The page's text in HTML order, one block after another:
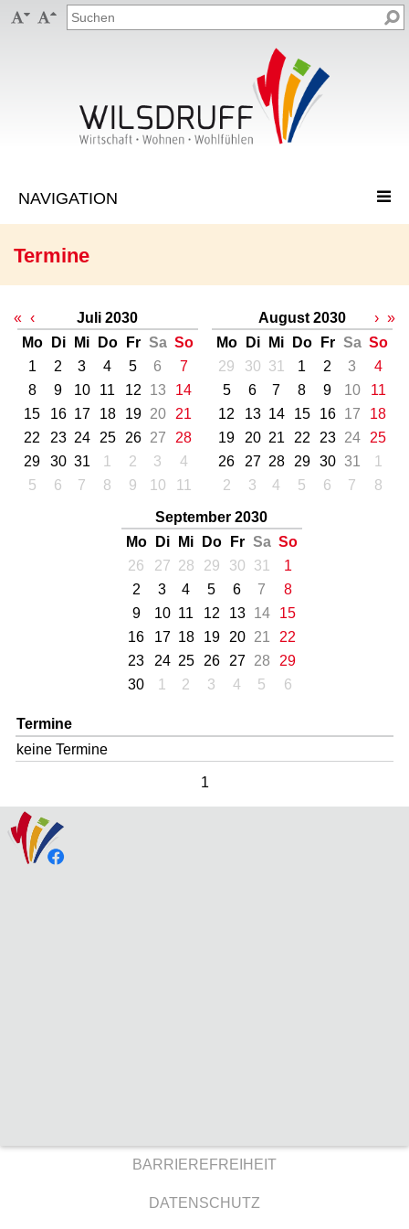
 
Termine
« ‹
Juli 2030
Mo
Di Mi Do Fr Sa So
1
2 3 4 5 6
7
8
9 10 11 12 13
14
15
16 17 18 19 20
21
22
23 24 25 26 27
28
29
30 31 1 2 3
4
5
6 7 8 9 10 11
August 2030
Mo
Di Mi Do Fr Sa So
29
30 31 1 2 3
4
5
6 7 8 9 10
11
12
13 14 15 16 17
18
19
20 21 22 23 24
25
26
27 28 29 30 31
1
2
3 4 5 6 7 8
September 2030
Mo
Di Mi Do Fr Sa So
26
27 28 29 30 31
1
2
3 4 5 6 7
8
9
10 11 12 13 14
15
16
17 18 19 20 21
22
23
24 25 26 27 28
29
30
1 2 3 4 5 6
› »
Termine
keine Termine
1
BARRIEREFREIHEIT
DATENSCHUTZ